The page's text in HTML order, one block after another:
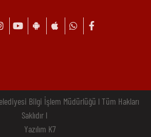
Bilgi İşlem Müdürlüğü l Tüm Hakları
Saklıdır l
Yazılım K7